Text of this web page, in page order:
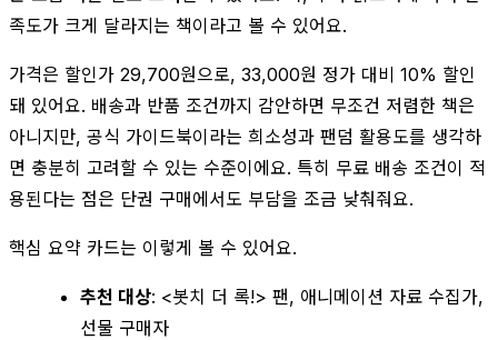
족도가 크게 달라지는 책이라고 볼 수 있어요.
가격은 할인가 29,700원으로, 33,000원 정가 대비 10% 할인
돼 있어요. 배송과 반품 조건까지 감안하면 무조건 저렴한 책은
아니지만, 공식 가이드북이라는 희소성과 팬덤 활용도를 생각하
면 충분히 고려할 수 있는 수준이에요. 특히 무료 배송 조건이 적
용된다는 점은 단권 구매에서도 부담을 조금 낮춰줘요.
핵심 요약 카드는 이렇게 볼 수 있어요.
추천 대상: <봇치 더 록!> 팬, 애니메이션 자료 수집가,
선물 구매자